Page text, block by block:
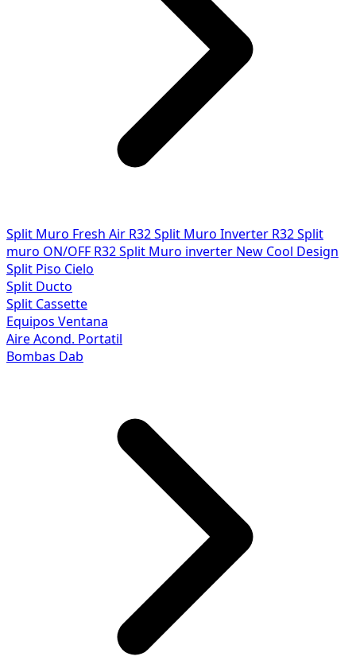
Split Muro Fresh Air R32Split Muro Inverter R32Split
muro ON/OFF R32Split Muro inverter New Cool Design
Split Piso Cielo
Split Ducto
Split Cassette
Equipos Ventana
Aire Acond. Portatil
Bombas Dab